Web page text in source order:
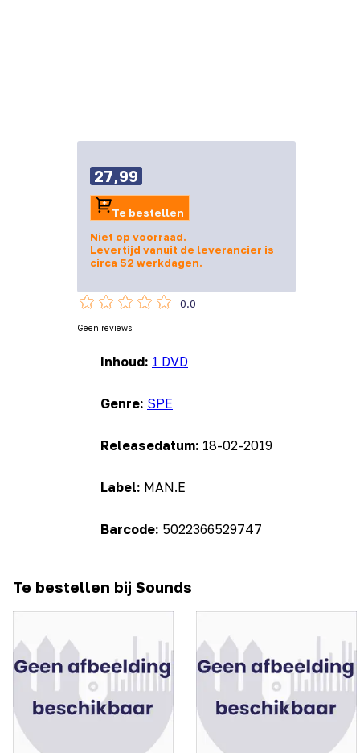
Inhoud: 1 DVD
Genre: SPE
Releasedatum: 18-02-2019
Label: MAN.E
Barcode: 5022366529747
27,99
Te bestellen
Niet op voorraad.
Levertijd vanuit de leverancier is
circa 52 werkdagen.
0.0
Geen reviews
Te bestellen bij Sounds